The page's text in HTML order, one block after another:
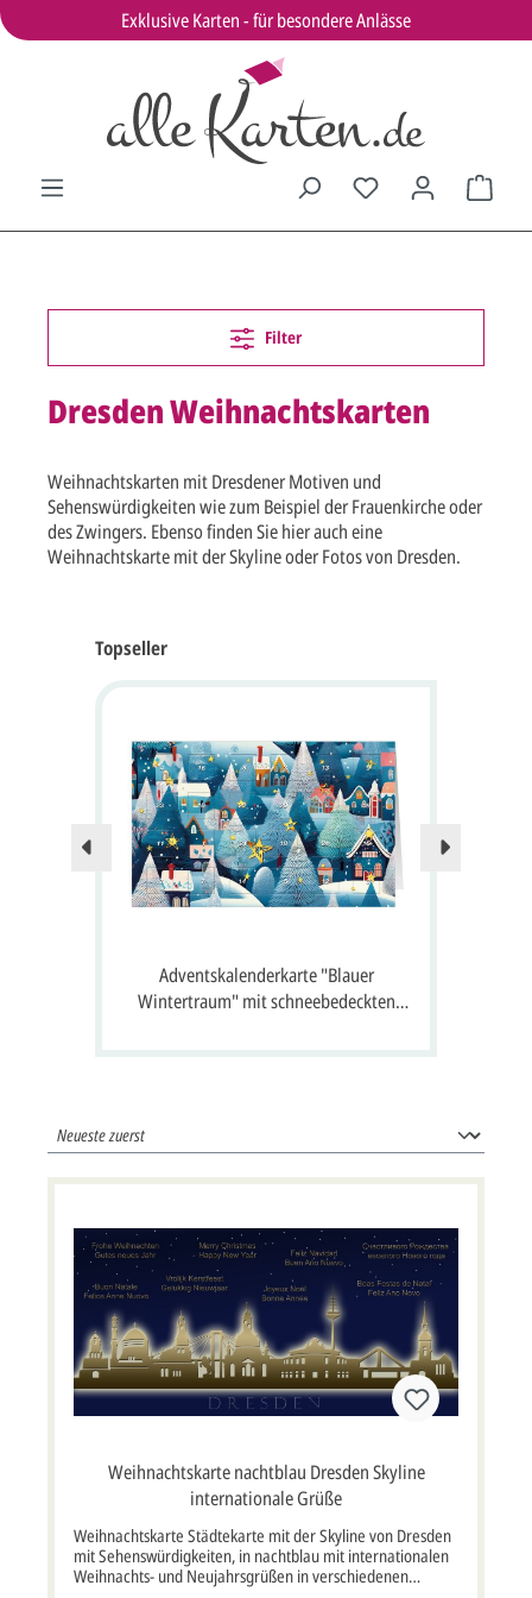
Exklusive Karten - für besondere Anlässe
Filter
Dresden Weihnachtskarten
Weihnachtskarten mit Dresdener Motiven und
Sehenswürdigkeiten wie zum Beispiel der Frauenkirche oder
des Zwingers. Ebenso finden Sie hier auch eine
Weihnachtskarte mit der Skyline oder Fotos von Dresden.
Topseller
Adventskalenderkarte "Blauer
Wintertraum" mit schneebedeckten
Weihnachtskarte nachtblau Dresden Skyline
internationale Grüße
Weihnachtskarte Städtekarte mit der Skyline von Dresden
mit Sehenswürdigkeiten, in nachtblau mit internationalen
Weihnachts- und Neujahrsgrüßen in verschiedenen